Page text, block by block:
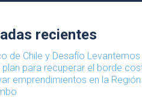
recientes
de Chile y Desafío Levantemos
plan para recuperar el borde
emprendimientos en la